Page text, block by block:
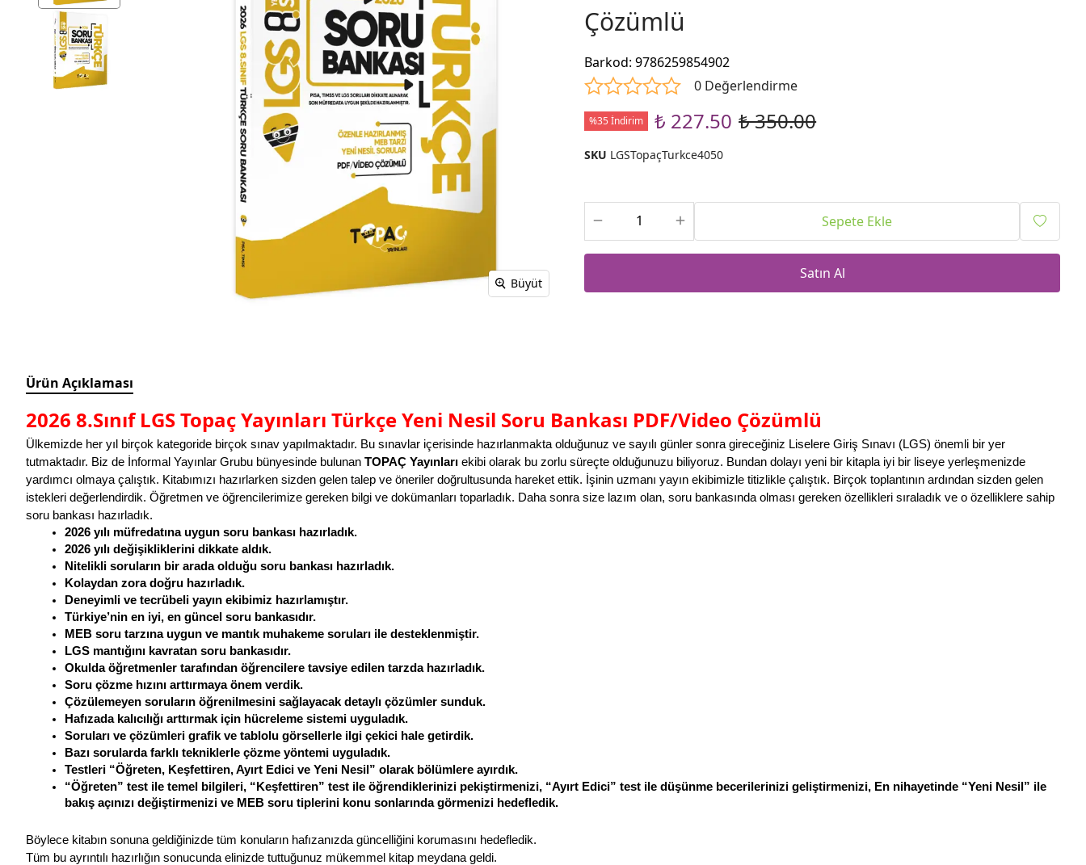
Büyüt
Çözümlü
Barkod:9786259854902
0 Değerlendirme
%35 İndirim ₺ 227.50 ₺ 350.00
SKU LGSTopaçTurkce4050
Sepete Ekle
Satın Al
Ürün Açıklaması
2026 8.Sınıf LGS Topaç Yayınları Türkçe Yeni Nesil Soru Bankası PDF/Video Çözümlü
Ülkemizde her yıl birçok kategoride birçok sınav yapılmaktadır. Bu sınavlar içerisinde hazırlanmakta olduğunuz ve sayılı günler sonra gireceğiniz Liselere Giriş Sınavı (LGS) önemli bir yer
tutmaktadır. Biz de İnformal Yayınlar Grubu bünyesinde bulunan TOPAÇ Yayınları ekibi olarak bu zorlu süreçte olduğunuzu biliyoruz. Bundan dolayı yeni bir kitapla iyi bir liseye yerleşmenizde
yardımcı olmaya çalıştık. Kitabımızı hazırlarken sizden gelen talep ve öneriler doğrultusunda hareket ettik. İşinin uzmanı yayın ekibimizle titizlikle çalıştık. Birçok toplantının ardından sizden gelen
istekleri değerlendirdik. Öğretmen ve öğrencilerimize gereken bilgi ve dokümanları toparladık. Daha sonra size lazım olan, soru bankasında olması gereken özellikleri sıraladık ve o özelliklere sahip
soru bankası hazırladık.
2026 yılı müfredatına uygun soru bankası hazırladık.
2026 yılı değişikliklerini dikkate aldık.
Nitelikli soruların bir arada olduğu soru bankası hazırladık.
Kolaydan zora doğru hazırladık.
Deneyimli ve tecrübeli yayın ekibimiz hazırlamıştır.
Türkiye’nin en iyi, en güncel soru bankasıdır.
MEB soru tarzına uygun ve mantık muhakeme soruları ile desteklenmiştir.
LGS mantığını kavratan soru bankasıdır.
Okulda öğretmenler tarafından öğrencilere tavsiye edilen tarzda hazırladık.
Soru çözme hızını arttırmaya önem verdik.
Çözülemeyen soruların öğrenilmesini sağlayacak detaylı çözümler sunduk.
Hafızada kalıcılığı arttırmak için hücreleme sistemi uyguladık.
Soruları ve çözümleri grafik ve tablolu görsellerle ilgi çekici hale getirdik.
Bazı sorularda farklı tekniklerle çözme yöntemi uyguladık.
Testleri “Öğreten, Keşfettiren, Ayırt Edici ve Yeni Nesil” olarak bölümlere ayırdık.
“Öğreten” test ile temel bilgileri, “Keşfettiren” test ile öğrendiklerinizi pekiştirmenizi, “Ayırt Edici” test ile düşünme becerilerinizi geliştirmenizi, En nihayetinde “Yeni Nesil” ile
bakış açınızı değiştirmenizi ve MEB soru tiplerini konu sonlarında görmenizi hedefledik.
Böylece kitabın sonuna geldiğinizde tüm konuların hafızanızda güncelliğini korumasını hedefledik.
Tüm bu ayrıntılı hazırlığın sonucunda elinizde tuttuğunuz mükemmel kitap meydana geldi.